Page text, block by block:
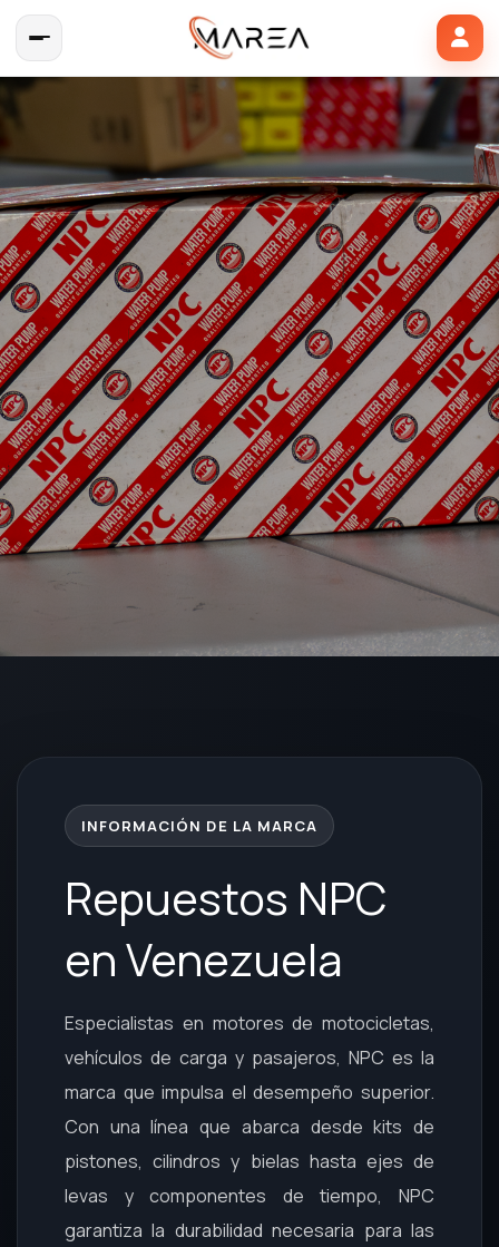
INFORMACIÓN DE LA MARCA
Repuestos NPC
en Venezuela
Especialistas en motores de motocicletas,
vehículos de carga y pasajeros, NPC es la
marca que impulsa el desempeño superior.
Con una línea que abarca desde kits de
pistones, cilindros y bielas hasta ejes de
levas y componentes de tiempo, NPC
garantiza la durabilidad necesaria para las